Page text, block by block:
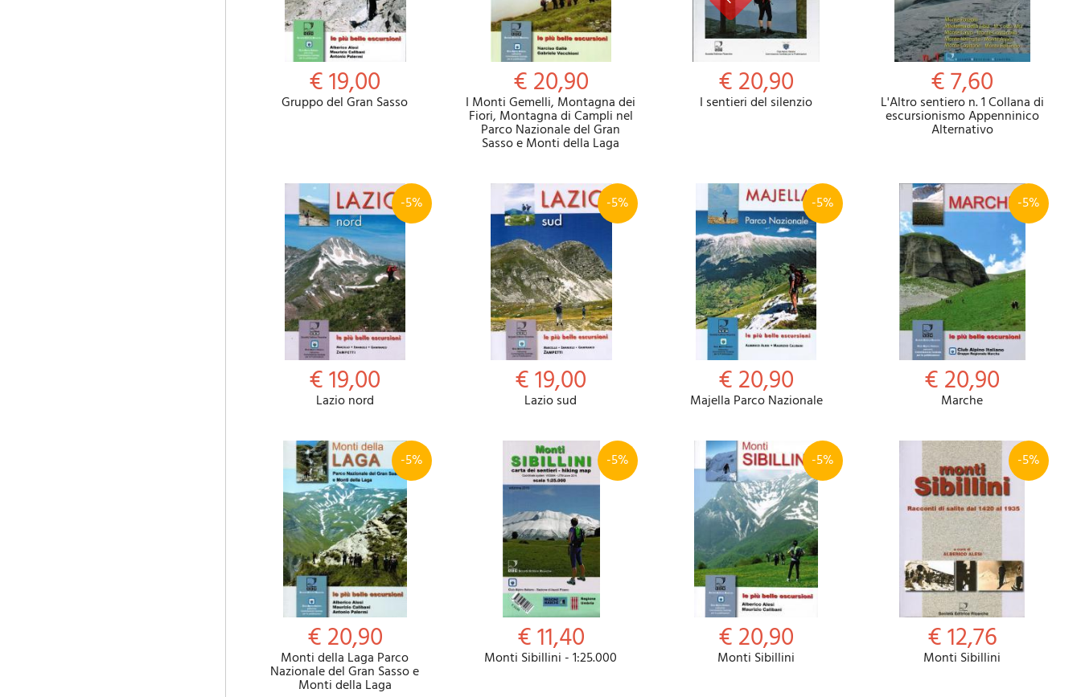
€ 19,00
Gruppo del Gran Sasso
€ 20,90
I Monti Gemelli, Montagna dei
Fiori, Montagna di Campli nel
Parco Nazionale del Gran
Sasso e Monti della Laga
€ 20,90
I sentieri del silenzio
€ 7,60
L'Altro sentiero n. 1 Collana di
escursionismo Appenninico
Alternativo
-5%
€ 19,00
Lazio nord
-5%
€ 19,00
Lazio sud
-5%
€ 20,90
Majella Parco Nazionale
-5%
€ 20,90
Marche
-5%
€ 20,90
Monti della Laga Parco
Nazionale del Gran Sasso e
Monti della Laga
-5%
€ 11,40
Monti Sibillini - 1:25.000
-5%
€ 20,90
Monti Sibillini
-5%
€ 12,76
Monti Sibillini